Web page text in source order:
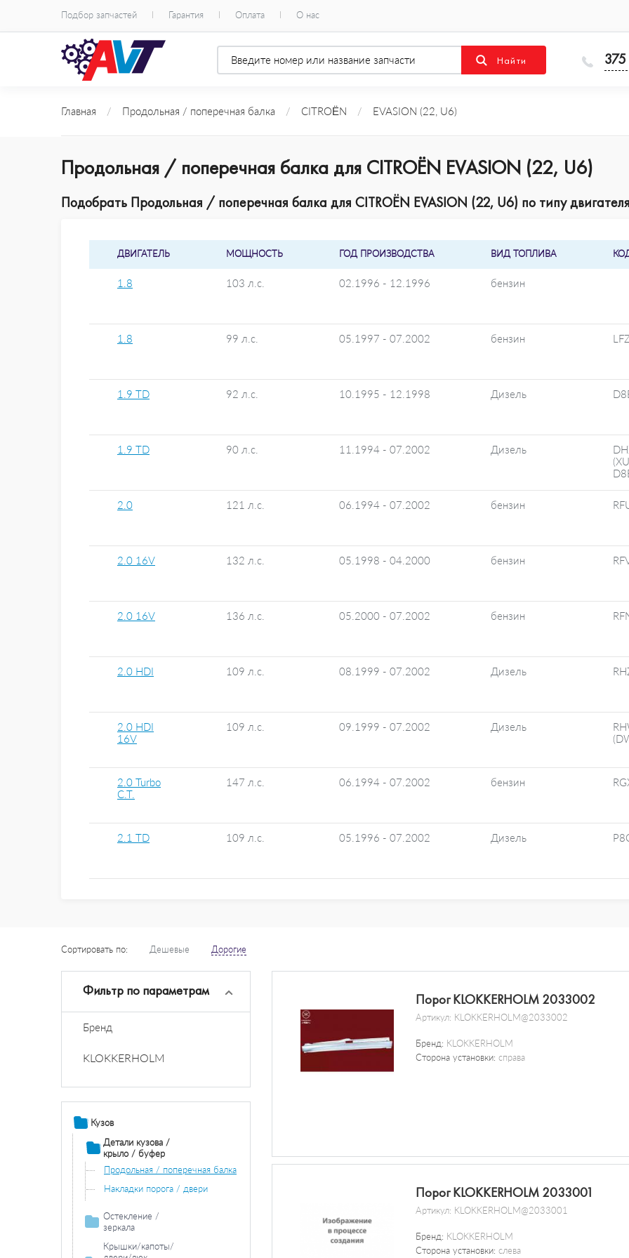
Подбор запчастей Гарантия Оплата О нас
Главная / Продольная / поперечная балка / CITROËN / EVASION (22, U6)
Продольная / поперечная балка для CITROËN EVASION (22, U6)
Подобрать Продольная / поперечная балка для CITROËN EVASION (22, U6) по типу
ДВИГАТЕЛЬ МОЩНОСТЬ ГОД ПРОИЗВОДСТВА ВИД ТОПЛИВА
1.8 103 л.с. 02.1996 - 12.1996 бензин
1.8 99 л.с. 05.1997 - 07.2002 бензин
1.9 TD 92 л.с. 10.1995 - 12.1998 Дизель
1.9 TD 90 л.с. 11.1994 - 07.2002 Дизель
2.0 121 л.с. 06.1994 - 07.2002 бензин
2.0 16V 132 л.с. 05.1998 - 04.2000 бензин
2.0 16V 136 л.с. 05.2000 - 07.2002 бензин
2.0 HDI 109 л.с. 08.1999 - 07.2002 Дизель
2.0 HDI
16V
109 л.с. 09.1999 - 07.2002 Дизель
2.0 Turbo
C.T.
147 л.с. 06.1994 - 07.2002 бензин
2.1 TD 109 л.с. 05.1996 - 07.2002 Дизель
Сортировать по: Дешевые Дорогие
Порог KLOKKERHOLM 2033002
Артикул: KLOKKERHOLM@2033002
Бренд: KLOKKERHOLM
Сторона установки: справа
Порог KLOKKERHOLM 2033001
Артикул: KLOKKERHOLM@2033001
Бренд: KLOKKERHOLM
Сторона установки: слева
Фильтр по параметрам
Бренд
KLOKKERHOLM
Кузов
Детали кузова /
крыло / буфер
Продольная / поперечная балка
Накладки порога / двери
Остекление /
зеркала
Зеркала
Крышки/капоты/